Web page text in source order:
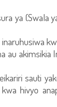
ya (Swala
au
sauti
hivyo